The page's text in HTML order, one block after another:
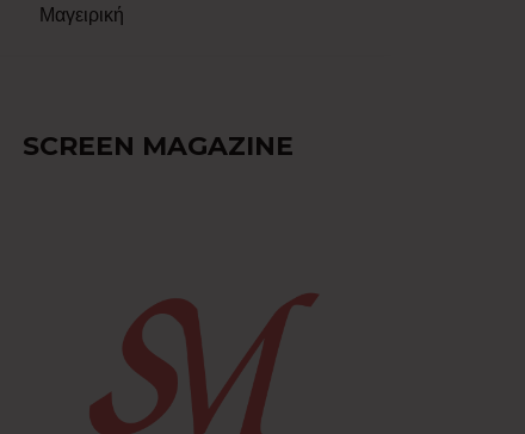
Μαγειρική
SCREEN MAGAZINE